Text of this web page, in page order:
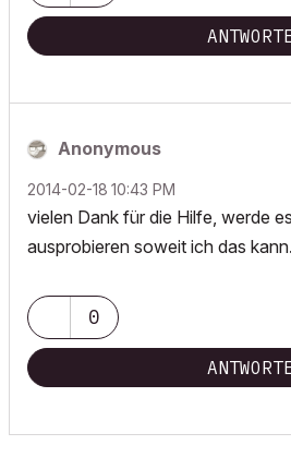
Anonymous
‎2014-02-18 10:43 PM
vielen Dank für die Hilfe, werde
ausprobieren soweit ich das kann.
0